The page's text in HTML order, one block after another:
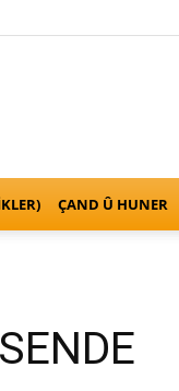
ÇAND Û HUNER